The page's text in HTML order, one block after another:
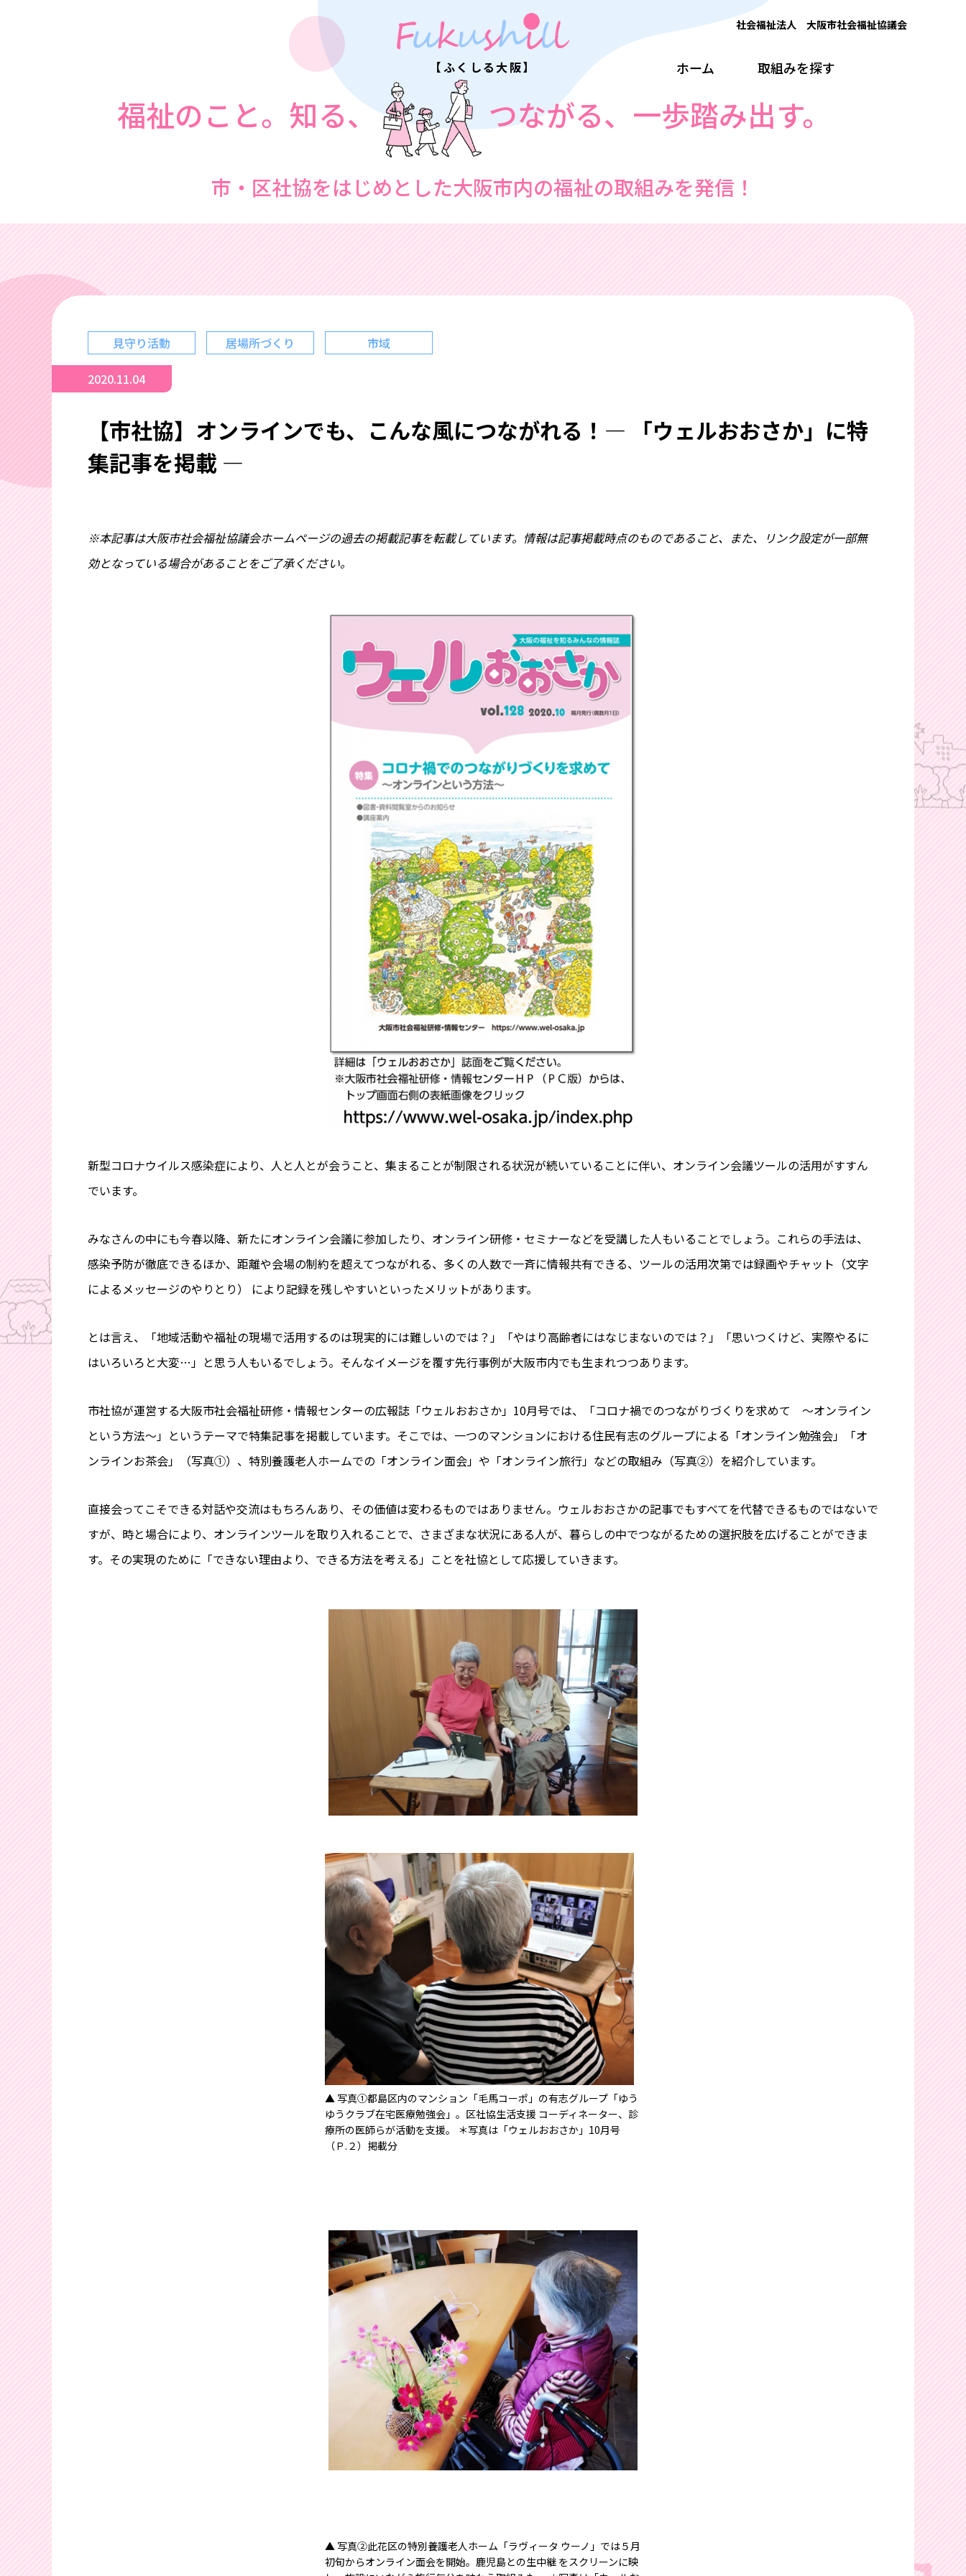
社会福祉法人 大阪市社会福祉協議会
【ふくしる大阪】
福祉のこと。知る、 つながる、一歩踏み出す。
市・区社協をはじめとした大阪市内の福祉の取組みを発信！
ホーム 取組みを探す
見守り活動 居場所づくり 市域
2020.11.04
【市社協】オンラインでも、こんな風につながれる！― 「ウェルおおさか」に特
集記事を掲載 ―
※本記事は大阪市社会福祉協議会ホームページの過去の掲載記事を転載しています。情報は記事掲載時点のものであること、また、リンク設定が一部無
効となっている場合があることをご了承ください。
新型コロナウイルス感染症により、人と人とが会うこと、集まることが制限される状況が続いていることに伴い、オンライン会議ツールの活用がすすん
でいます。
みなさんの中にも今春以降、新たにオンライン会議に参加したり、オンライン研修・セミナーなどを受講した人もいることでしょう。これらの手法は、
感染予防が徹底できるほか、距離や会場の制約を超えてつながれる、多くの人数で一斉に情報共有できる、ツールの活用次第では録画やチャット（文字
によるメッセージのやりとり） により記録を残しやすいといったメリットがあります。
とは言え、「地域活動や福祉の現場で活用するのは現実的には難しいのでは？」「やはり高齢者にはなじまないのでは？」「思いつくけど、実際やるに
はいろいろと大変…」と思う人もいるでしょう。そんなイメージを覆す先行事例が大阪市内でも生まれつつあります。
市社協が運営する大阪市社会福祉研修・情報センターの広報誌「ウェルおおさか」10月号では、「コロナ禍でのつながりづくりを求めて ～オンライン
という方法～」というテーマで特集記事を掲載しています。そこでは、一つのマンションにおける住民有志のグループによる「オンライン勉強会」「オ
ンラインお茶会」（写真①）、特別養護老人ホームでの「オンライン面会」や「オンライン旅行」などの取組み（写真②）を紹介しています。
直接会ってこそできる対話や交流はもちろんあり、その価値は変わるものではありません。ウェルおおさかの記事でもすべてを代替できるものではないで
すが、時と場合により、オンラインツールを取り入れることで、さまざまな状況にある人が、暮らしの中でつながるための選択肢を広げることができま
す。その実現のために「できない理由より、できる方法を考える」ことを社協として応援していきます。
▲ 写真①都島区内のマンション「毛馬コーポ」の有志グループ「ゆう
ゆうクラブ在宅医療勉強会」。区社協生活支援 コーディネーター、診
療所の医師らが活動を支援。 ＊写真は「ウェルおおさか」10月号
（Ｐ.２）掲載分
▲ 写真②此花区の特別養護老人ホーム「ラヴィータ ウーノ」では５月
初旬からオンライン面会を開始。鹿児島との生中継 をスクリーンに映